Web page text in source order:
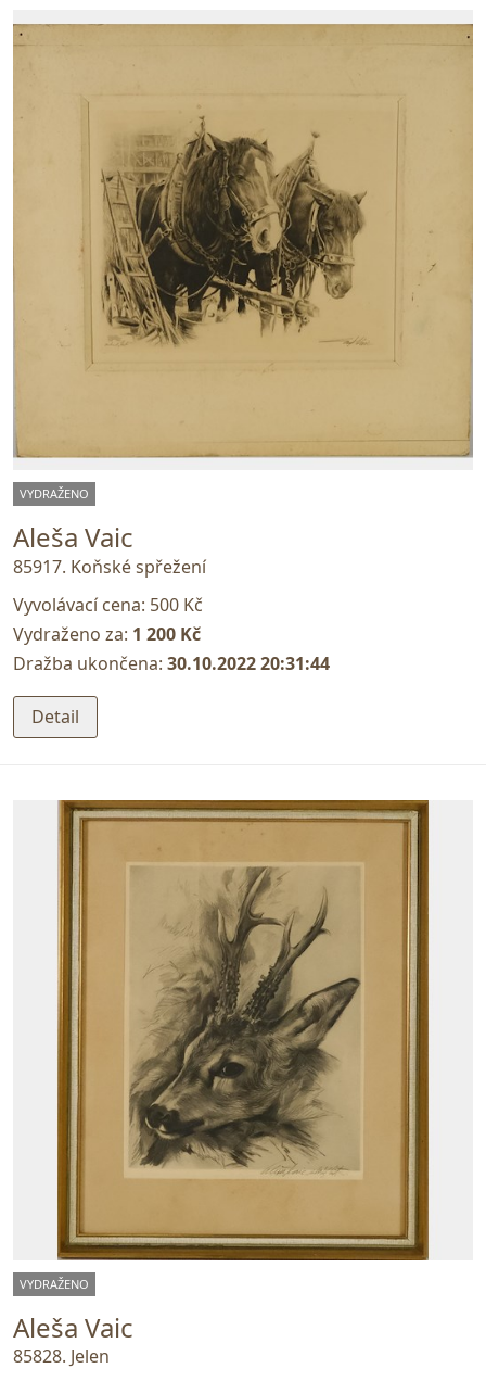
VYDRAŽENO
Aleša Vaic
85917. Koňské spřežení
Vyvolávací cena: 500 Kč
Vydraženo za: 1 200 Kč
Dražba ukončena: 30.10.2022 20:31:44
Detail
VYDRAŽENO
Aleša Vaic
85828. Jelen